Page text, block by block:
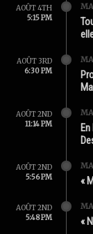
AOÛT 4TH
5:15 PM
AOÛT 3RD
6:30 PM
AOÛT 2ND
11:14 PM
AOÛT 2ND
5:56 PM
«
AOÛT 2ND
5:48 PM
«